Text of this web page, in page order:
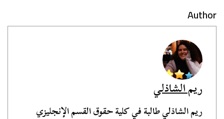
Author
ريم الشاذلي
ريم الشاذلي طالبة في كلية حقوق القسم الإنجليزي